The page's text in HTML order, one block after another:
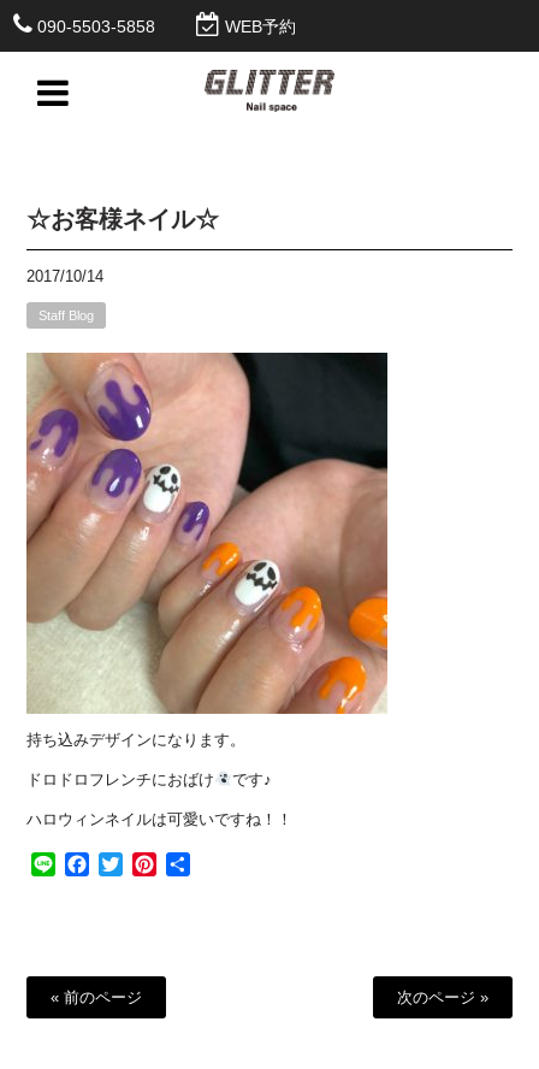
090-5503-5858 WEB予約
☆お客様ネイル☆
2017/10/14
Staff Blog
持ち込みデザインになります。
ドロドロフレンチにおばけ です♪
ハロウィンネイルは可愛いですね！！
Line Facebook
TwitterPinterest
« 前のページ 次のページ »